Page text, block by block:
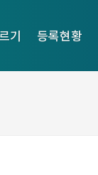
기 등록현황